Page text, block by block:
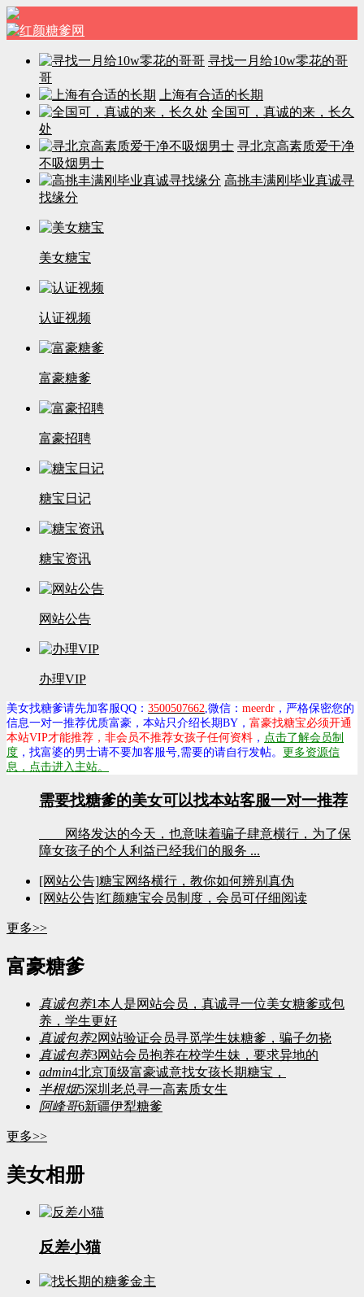
寻找一月给10w零花的哥
哥
上海有合适的长期
全国可，真诚的来，长久
处
寻北京高素质爱干净
不吸烟男士
高挑丰满刚毕业真诚寻
找缘分
美女糖宝
认证视频
富豪糖爹
富豪招聘
糖宝日记
糖宝资讯
网站公告
办理VIP
美女找糖爹请先加客服QQ： 3500507662,微信： meerdr ，严格保密您的
信息一对一推荐优质富豪，本站只介绍长期BY， 富豪找糖宝必须开通
本站VIP才能推荐，非会员不推荐女孩子任何资料 ， 点击了解会员制
度 ，找富婆的男士请不要加客服号,需要的请自行发帖。 更多资源信
息，点击进入主站。
需要找糖爹的美女可以找本站客服一对一推荐
网络发达的今天，也意味着骗子肆意横行，为了保
障女孩子的个人利益已经我们的服务 ...
[网站公告]糖宝网络横行，教你如何辨别真伪
[网站公告]红颜糖宝会员制度，会员可仔细阅读
更多>>
富豪糖爹
真诚包养1本人是网站会员，真诚寻一位美女糖爹或包
养，学生更好
真诚包养2网站验证会员寻觅学生妹糖爹，骗子勿挠
真诚包养3网站会员抱养在校学生妹，要求异地的
admin4北京顶级富豪诚意找女孩长期糖宝，
半根烟5深圳老总寻一高素质女生
阿峰哥6新疆伊犁糖爹
更多>>
美女相册
反差小猫